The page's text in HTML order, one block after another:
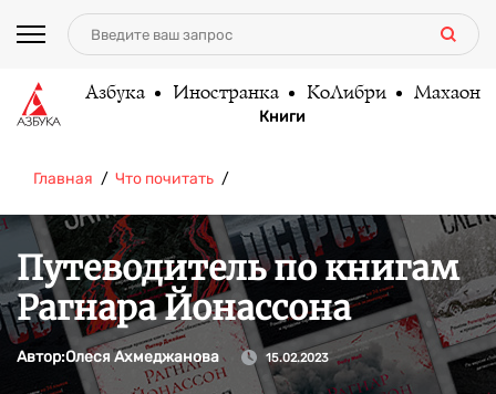
Азбука Иностранка КоЛибри Махаон
Книги
Главная Что почитать
Путеводитель по книгам
Рагнара Йонассона
Автор:Олеся Ахмеджанова 15.02.2023